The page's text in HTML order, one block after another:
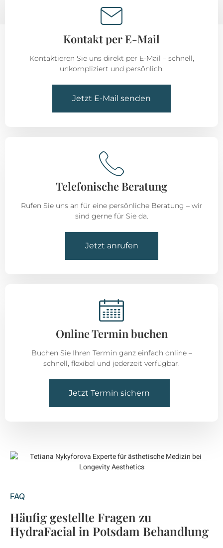
Kontakt per E-Mail
Kontaktieren Sie uns direkt per E-Mail – schnell,
unkompliziert und persönlich.
Jetzt E-Mail senden
Telefonische Beratung
Rufen Sie uns an für eine persönliche Beratung – wir
sind gerne für Sie da.
Jetzt anrufen
Online Termin buchen
Buchen Sie Ihren Termin ganz einfach online –
schnell, flexibel und jederzeit verfügbar.
Jetzt Termin sichern
FAQ
Häufig gestellte Fragen zu
HydraFacial in Potsdam Behandlung